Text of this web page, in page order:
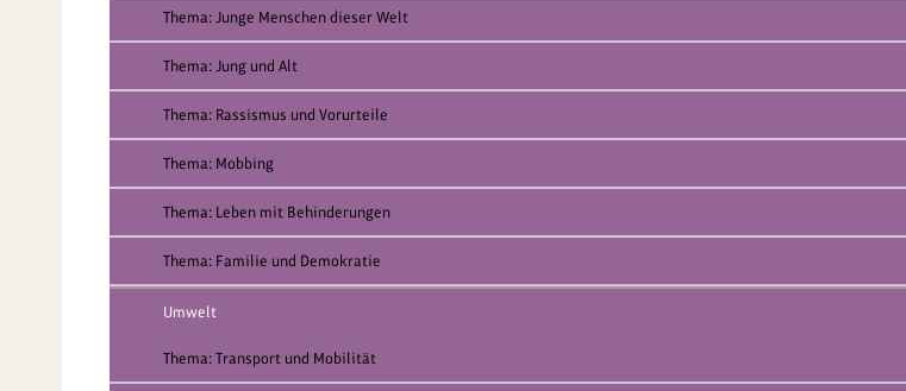
Thema: Junge Menschen dieser Welt
Thema: Jung und Alt
Thema: Rassismus und Vorurteile
Thema: Mobbing
Thema: Leben mit Behinderungen
Thema: Familie und Demokratie
Umwelt
Thema: Transport und Mobilität